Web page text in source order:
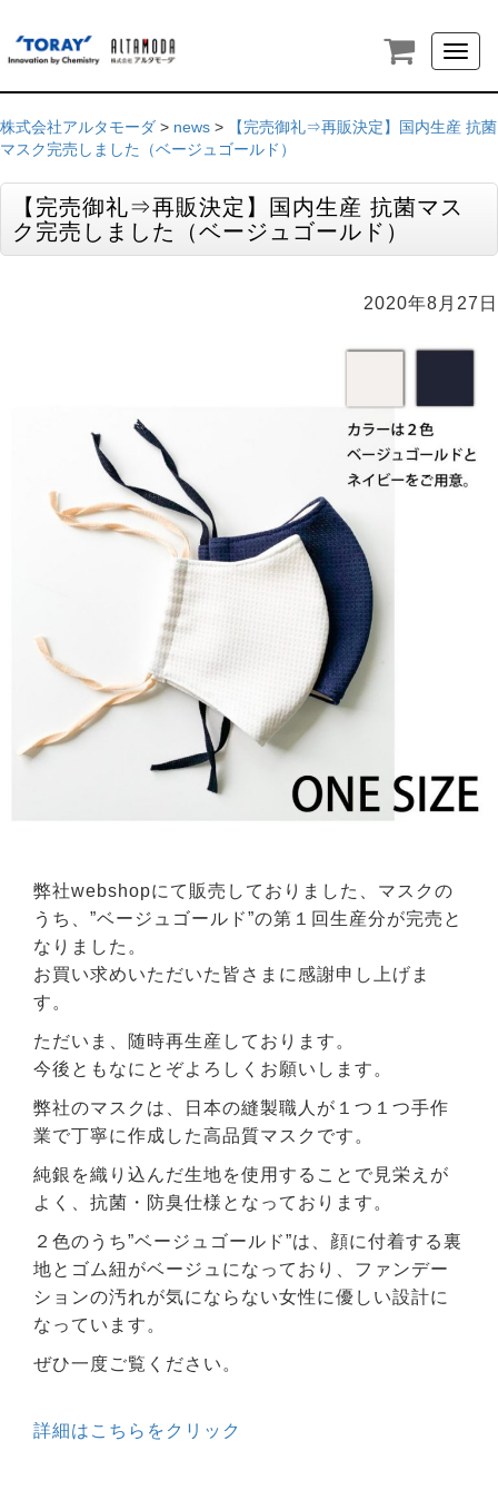
株式会社アルタモーダ > news >
【完売御礼⇒再販決定】国内生産 抗菌
マスク完売しました（ベージュゴールド）
【完売御礼⇒再販決定】国内生産 抗菌マス
ク完売しました（ベージュゴールド）
2020年8月27日
弊社webshopにて販売しておりました、マスクの
うち、”ベージュゴールド”の第１回生産分が完売と
なりました。
お買い求めいただいた皆さまに感謝申し上げま
す。
ただいま、随時再生産しております。
今後ともなにとぞよろしくお願いします。
弊社のマスクは、日本の縫製職人が１つ１つ手作
業で丁寧に作成した高品質マスクです。
純銀を織り込んだ生地を使用することで見栄えが
よく、抗菌・防臭仕様となっております。
２色のうち”ベージュゴールド”は、顔に付着する裏
地とゴム紐がベージュになっており、ファンデー
ションの汚れが気にならない女性に優しい設計に
なっています。
ぜひ一度ご覧ください。
詳細はこちらをクリック